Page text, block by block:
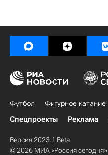
Футбол Фигурное катание
Спецпроекты
Реклама
Версия 2023.1 Beta
© 2026 МИА «Россия сегодня»